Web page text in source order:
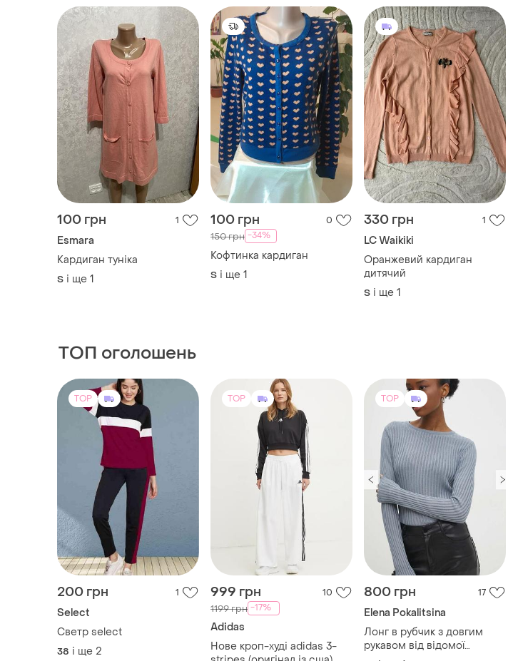
100 грн 1
Esmara
Кардиган туніка
S 1
100 грн 0
150 грн -34%
Кофтинка кардиган
S і ще
330 грн 1
LC Waikiki
Оранжевий кардиган
дитячий
і ще 1
ТОП оголошень
200 грн
Select
Светр select
38 і ще 2
Нове кроп-худі adidas 3-
stripes (оригінал із сша),
розмір m
M
800 грн
Elena Pokalitsina
Лонг в рубчик з довгим
рукавом від відомої
модельерки еlena
pokalitsina dress code
і ще 1
TOP TOP TOP